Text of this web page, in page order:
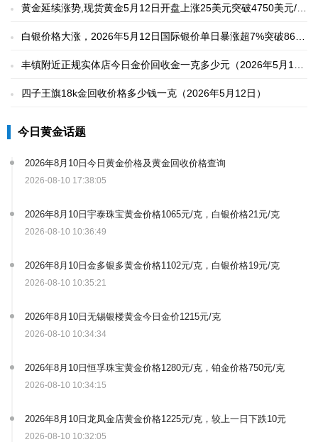
黄金延续涨势,现货黄金5月12日开盘上涨25美元突破4750美元/盎
白银价格大涨，2026年5月12日国际银价单日暴涨超7%突破86美
丰镇附近正规实体店今日金价回收金一克多少元（2026年5月12
四子王旗18k金回收价格多少钱一克（2026年5月12日）
今日黄金话题
2026年8月10日今日黄金价格及黄金回收价格查询
2026-08-10 17:38:05
2026年8月10日宇泰珠宝黄金价格1065元/克，白银价格21元/克
2026-08-10 10:36:49
2026年8月10日金多银多黄金价格1102元/克，白银价格19元/克
2026-08-10 10:35:21
2026年8月10日无锡银楼黄金今日金价1215元/克
2026-08-10 10:34:34
2026年8月10日恒孚珠宝黄金价格1280元/克，铂金价格750元/克
2026-08-10 10:34:15
2026年8月10日龙凤金店黄金价格1225元/克，较上一日下跌10元
2026-08-10 10:32:05